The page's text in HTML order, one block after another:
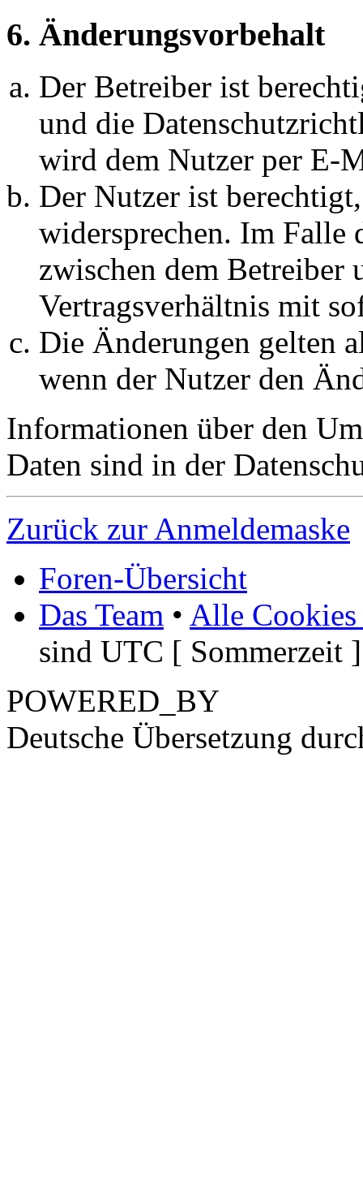
6. Änderungsvorbehalt
Der Betreiber ist
und die
wird dem Nutzer per E-
Der Nutzer ist
widersprechen. Im Falle
zwischen dem Betreiber
Vertragsverhältnis mit
Die Änderungen gelten
wenn der Nutzer den
Informationen über den
Daten sind in der
Zurück zur Anmeldemaske
Foren-Übersicht
Das Team • Alle Cookies
sind UTC [ Sommerzeit ]
POWERED_BY
Deutsche Übersetzung